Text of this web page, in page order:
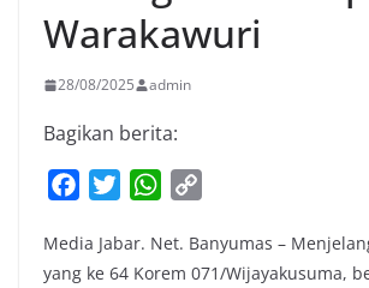
Warakawuri
28/08/2025 admin
Bagikan berita:
c
e
i
t
W
a
t
p
y
Media Jabar. Net. Banyumas –
yang ke 64 Korem 071/Wijayakusuma,